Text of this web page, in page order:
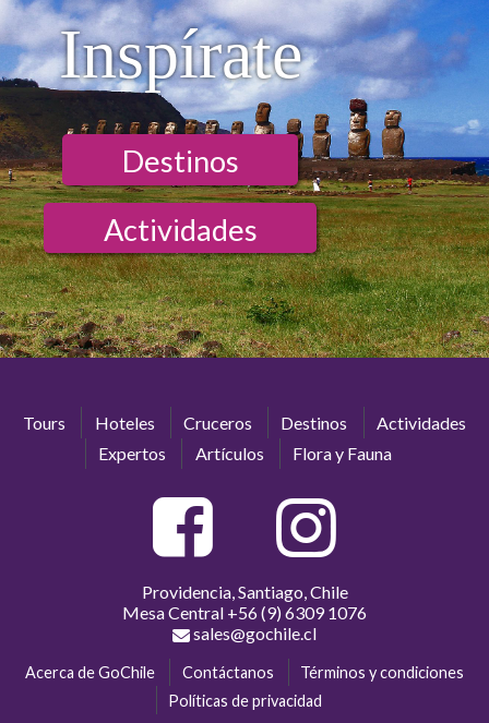
Inspírate
Destinos
Actividades
Tours Hoteles Cruceros Destinos
Actividades
Expertos
Artículos Flora y Fauna
Providencia, Santiago, Chile
Mesa Central +56 (9) 6309 1076
sales@gochile.cl
Acerca de GoChile Contáctanos
Términos y condiciones
Políticas de privacidad